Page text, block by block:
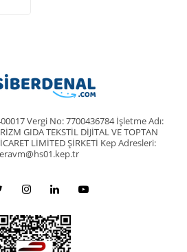
Vergi No: 7700436784 İşletme Adı:
GIDA TEKSTİL DİJİTAL VE TOPTAN
LİMİTED ŞİRKETİ Kep Adresleri: